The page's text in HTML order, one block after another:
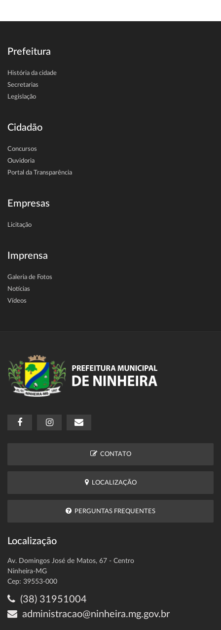
Prefeitura
História da cidade
Secretarias
Legislação
Cidadão
Concursos
Ouvidoria
Portal da Transparência
Empresas
Licitação
Imprensa
Galeria de Fotos
Notícias
Vídeos
CONTATO
LOCALIZAÇÃO
PERGUNTAS FREQUENTES
Localização
Av. Domingos José de Matos, 67 - Centro
Ninheira-MG
Cep: 39553-000
(38) 31951004
administracao@ninheira.mg.gov.br